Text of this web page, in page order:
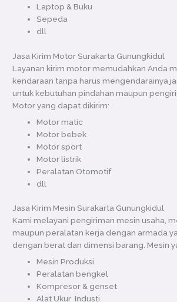
Laptop & Buku
Sepeda
dll
Jasa Kirim Motor Surakarta Gunungkidul
Layanan kirim motor memudahkan Anda
kendaraan tanpa harus mengendarainya
untuk kebutuhan pindahan maupun
Motor yang dapat dikirim:
Motor matic
Motor bebek
Motor sport
Motor listrik
Peralatan Otomotif
dll
Jasa Kirim Mesin Surakarta Gunungkidul
Kami melayani pengiriman mesin usaha,
maupun peralatan kerja dengan armada
dengan berat dan dimensi barang. Mesin
Mesin Produksi
Peralatan bengkel
Kompresor & genset
Alat Ukur Industi